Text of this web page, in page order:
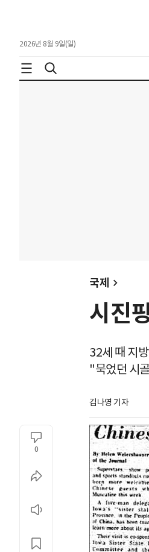
2026년 8월 9일(일)
국제
시진
32세 때 지
"묵었던 시
김나영 기자
0